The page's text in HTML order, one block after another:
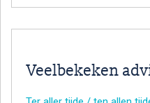
Veelbekeken